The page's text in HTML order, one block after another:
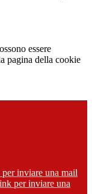
essere
pagina della cookie
inviare una mail
per inviare una